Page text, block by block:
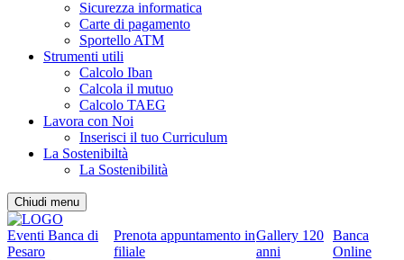
Sicurezza informatica
Carte di pagamento
Sportello ATM
Strumenti utili
Calcolo Iban
Calcola il mutuo
Calcolo TAEG
Lavora con Noi
Inserisci il tuo Curriculum
La Sostenibiltà
La Sostenibilità
Chiudi menu
Eventi Banca di
Pesaro
Prenota appuntamento in
filiale
Gallery 120
anni
Banca
Online